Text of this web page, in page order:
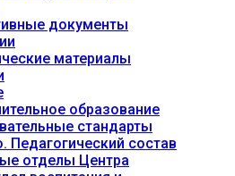
документы
материалы
образование
стандарты
Педагогический состав
отделы Центра